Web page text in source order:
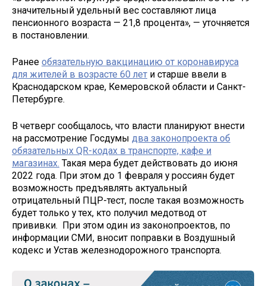
значительный удельный вес составляют лица
пенсионного возраста — 21,8 процента», — уточняется
в постановлении.
Ранее обязательную вакцинацию от коронавируса
для жителей в возрасте 60 лет и старше ввели в
Краснодарском крае, Кемеровской области и Санкт-
Петербурге.
В четверг сообщалось, что власти планируют внести
на рассмотрение Госдумы два законопроекта об
обязательных QR-кодах в транспорте, кафе и
магазинах. Такая мера будет действовать до июня
2022 года. При этом до 1 февраля у россиян будет
возможность предъявлять актуальный
отрицательный ПЦР-тест, после такая возможность
будет только у тех, кто получил медотвод от
прививки. При этом один из законопроектов, по
информации СМИ, вносит поправки в Воздушный
кодекс и Устав железнодорожного транспорта.